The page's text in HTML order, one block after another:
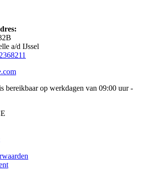
a/d IJssel
bereikbaar op werkdagen van 09:00 uur -